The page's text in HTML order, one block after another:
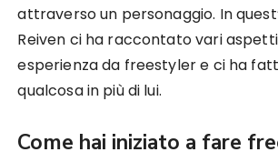
attraverso un personaggio. In
Reiven ci ha raccontato vari
esperienza da freestyler e ci ha
qualcosa in più di lui.
Come hai iniziato a fare